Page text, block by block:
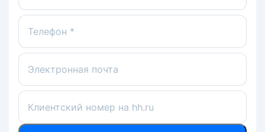
Телефон *
Электронная почта
Клиентский номер на hh.ru